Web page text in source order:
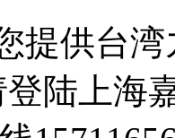
提供台
陆上海